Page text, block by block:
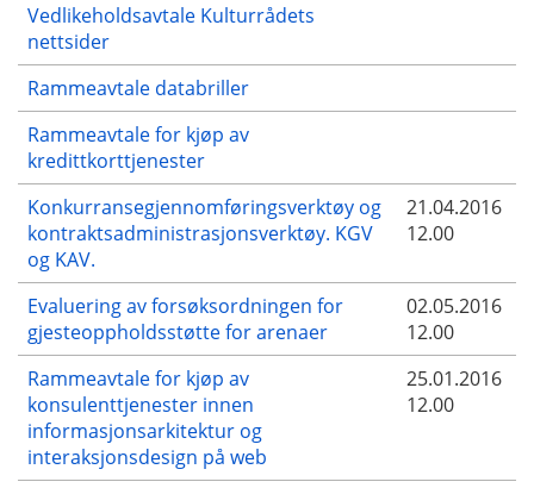
Vedlikeholdsavtale Kulturrådets
nettsider
Rammeavtale databriller
Rammeavtale for kjøp av
kredittkorttjenester
Konkurransegjennomføringsverktøy og
kontraktsadministrasjonsverktøy. KGV
og KAV.
21.04.2016
12.00
Evaluering av forsøksordningen for
gjesteoppholdsstøtte for arenaer
02.05.2016
12.00
Rammeavtale for kjøp av
konsulenttjenester innen
informasjonsarkitektur og
interaksjonsdesign på web
25.01.2016
12.00